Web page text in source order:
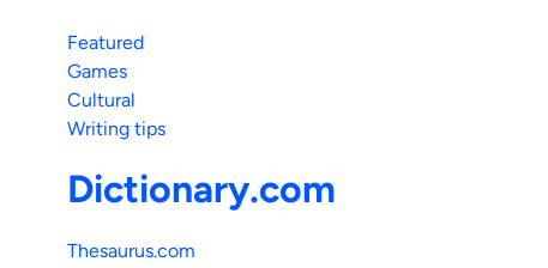
Featured
Games
Cultural
Writing tips
Dictionary.com
Thesaurus.com